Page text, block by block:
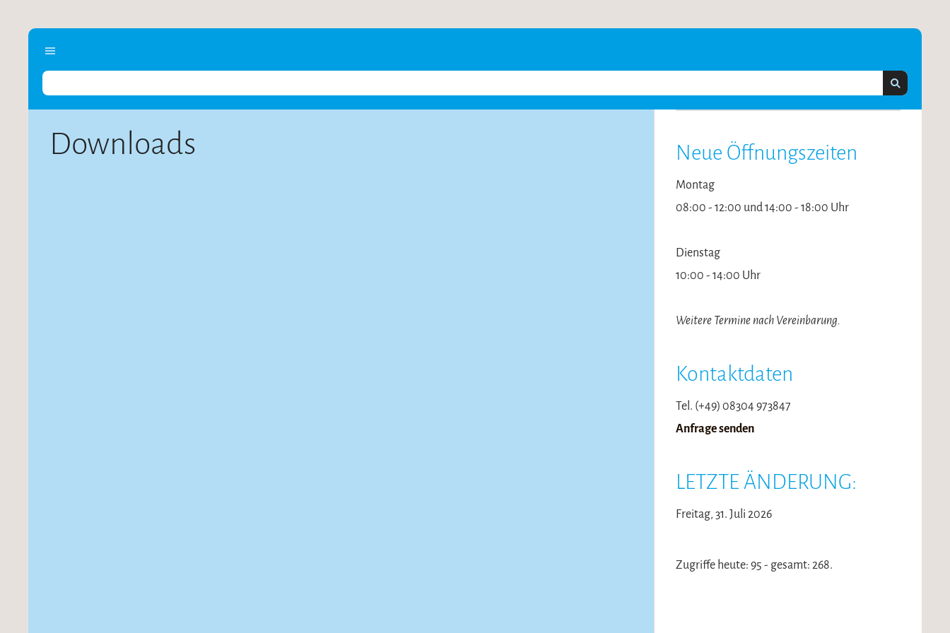
Downloads Neue Öffnungszeiten
Montag
08:00 - 12:00 und 14:00 - 18:00 Uhr
Dienstag
10:00 - 14:00 Uhr
Weitere Termine nach Vereinbarung.
Kontaktdaten
Tel. (+49) 08304 973847
Anfrage senden
LETZTE ÄNDERUNG:
Freitag, 31. Juli 2026
Zugriffe heute: 95 - gesamt: 268.